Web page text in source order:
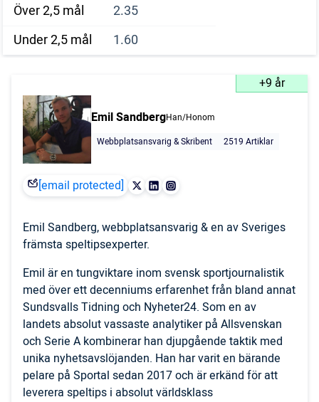
Över 2,5 mål
2.35
Under 2,5 mål
1.60
+9 år
Emil SandbergHan/Honom
Webbplatsansvarig & Skribent
2519 Artiklar
[email protected]
Emil Sandberg, webbplatsansvarig & en av Sveriges
främsta speltipsexperter.
Emil är en tungviktare inom svensk sportjournalistik
med över ett decenniums erfarenhet från bland annat
Sundsvalls Tidning och Nyheter24. Som en av
landets absolut vassaste analytiker på Allsvenskan
och Serie A kombinerar han djupgående taktik med
unika nyhetsavslöjanden. Han har varit en bärande
pelare på Sportal sedan 2017 och är erkänd för att
leverera speltips i absolut världsklass